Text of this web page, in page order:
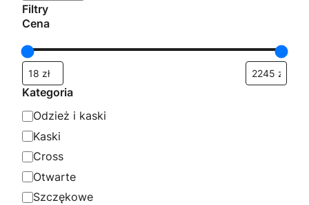
Filtry
Cena
Kategoria
K
a
t
e
g
Odzież i kaski
Kaski
Cross
Otwarte
Szczękowe